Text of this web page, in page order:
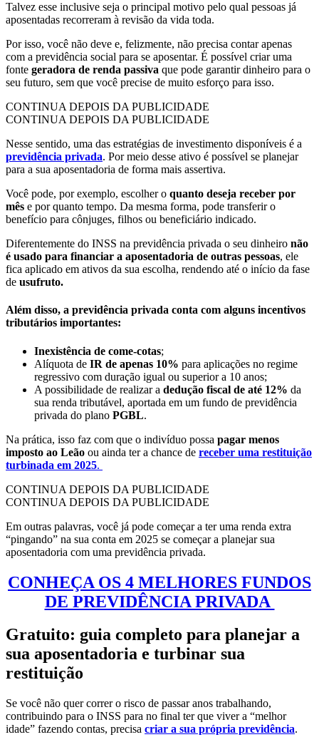
Talvez esse inclusive seja o principal motivo pelo qual pessoas já
aposentadas recorreram à revisão da vida toda.
Por isso, você não deve e, felizmente, não precisa contar apenas
com a previdência social para se aposentar. É possível criar uma
fonte geradora de renda passiva que pode garantir dinheiro para o
seu futuro, sem que você precise de muito esforço para isso.
CONTINUA DEPOIS DA PUBLICIDADE
CONTINUA DEPOIS DA PUBLICIDADE
Nesse sentido, uma das estratégias de investimento disponíveis é a
previdência privada. Por meio desse ativo é possível se planejar
para a sua aposentadoria de forma mais assertiva.
Você pode, por exemplo, escolher o quanto deseja receber por
mês e por quanto tempo. Da mesma forma, pode transferir o
benefício para cônjuges, filhos ou beneficiário indicado.
Diferentemente do INSS na previdência privada o seu dinheiro não
é usado para financiar a aposentadoria de outras pessoas, ele
fica aplicado em ativos da sua escolha, rendendo até o início da fase
de usufruto.
Além disso, a previdência privada conta com alguns incentivos
tributários importantes:
Inexistência de come-cotas;
Alíquota de IR de apenas 10% para aplicações no regime
regressivo com duração igual ou superior a 10 anos;
A possibilidade de realizar a dedução fiscal de até 12% da
sua renda tributável, aportada em um fundo de previdência
privada do plano PGBL.
Na prática, isso faz com que o indivíduo possa pagar menos
imposto ao Leão ou ainda ter a chance de receber uma restituição
turbinada em 2025.
CONTINUA DEPOIS DA PUBLICIDADE
CONTINUA DEPOIS DA PUBLICIDADE
Em outras palavras, você já pode começar a ter uma renda extra
“pingando” na sua conta em 2025 se começar a planejar sua
aposentadoria com uma previdência privada.
CONHEÇA OS 4 MELHORES FUNDOS
DE PREVIDÊNCIA PRIVADA
Gratuito: guia completo para planejar a
sua aposentadoria e turbinar sua
restituição
Se você não quer correr o risco de passar anos trabalhando,
contribuindo para o INSS para no final ter que viver a “melhor
idade” fazendo contas, precisa criar a sua própria previdência.